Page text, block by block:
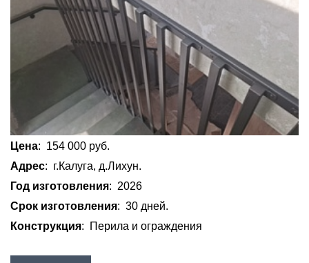
Цена: 154 000 руб.
Адрес: г.Калуга, д.Лихун.
Год изготовления: 2026
Срок изготовления: 30 дней.
Конструкция: Перила и ограждения